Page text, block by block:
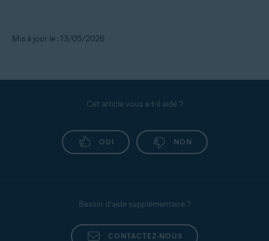
Mis à jour le : 13/05/2026
Cet article vous a-t-il aidé ?
OUI NON
Besoin d’aide supplémentaire ?
CONTACTEZ-NOUS